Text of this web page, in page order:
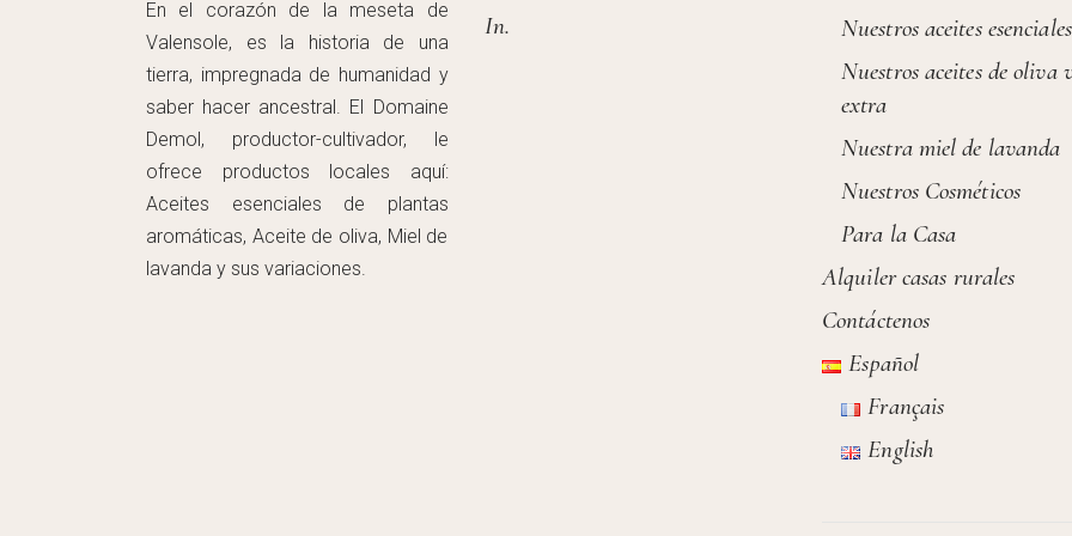
En el corazón de la meseta de
Valensole, es la historia de una
tierra, impregnada de humanidad y
saber hacer ancestral. El Domaine
Demol, productor-cultivador, le
ofrece productos locales aquí:
Aceites esenciales de plantas
aromáticas, Aceite de oliva, Miel de
lavanda y sus variaciones.
In.
Nuestros aceites esenciales
Nuestros aceites de oliva
extra
Nuestra miel de lavanda
Nuestros Cosméticos
Para la Casa
Alquiler casas rurales
Contáctenos
Español
Français
English